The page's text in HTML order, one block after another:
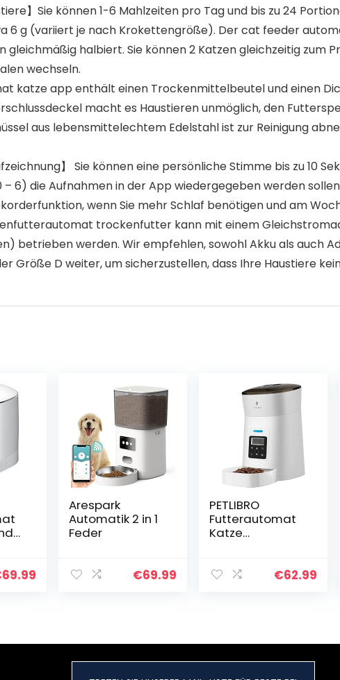
】Sie können 1-6 Mahlzeiten pro Tag und bis zu 24
6 g (variiert je nach Krokettengröße). Der cat feeder
halbiert. Sie können 2 Katzen gleichzeitig zum
wechseln.
katze app enthält einen Trockenmittelbeutel und einen
macht es Haustieren unmöglich, den
aus lebensmittelechtem Edelstahl ist zur Reinigung
】 Sie können eine persönliche Stimme bis zu 10
– 6) die Aufnahmen in der App wiedergegeben werden
wenn Sie mehr Schlaf benötigen und am
trockenfutter kann mit einem
betrieben werden. Wir empfehlen, sowohl Akku als auch
Größe D weiter, um sicherzustellen, dass Ihre Haustiere
69.99
Arespark
Automatik 2 in 1
Feder
€69.99
PETLIBRO
Futterautomat
Katze
Automat
€62.99